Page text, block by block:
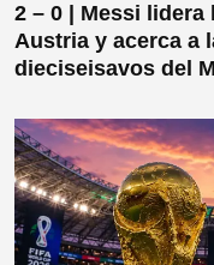
2 – 0 | Messi
Austria y acerca a
dieciseisavos del